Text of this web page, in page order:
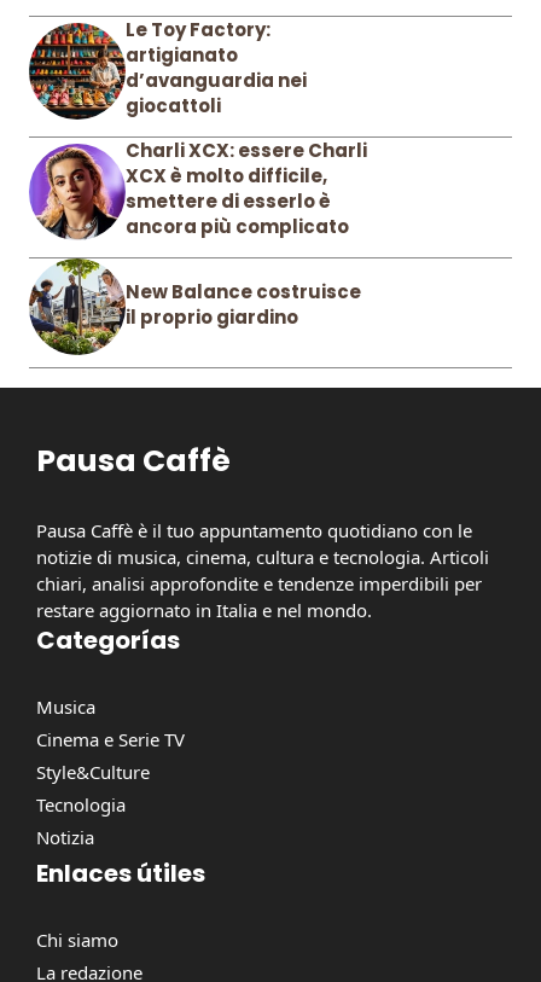
Le Toy Factory:
artigianato
d’avanguardia nei
giocattoli
Charli XCX: essere Charli
XCX è molto difficile,
smettere di esserlo è
ancora più complicato
New Balance costruisce
il proprio giardino
Pausa Caffè
Pausa Caffè è il tuo appuntamento quotidiano con le
notizie di musica, cinema, cultura e tecnologia. Articoli
chiari, analisi approfondite e tendenze imperdibili per
restare aggiornato in Italia e nel mondo.
Categorías
Musica
Cinema e Serie TV
Style&Culture
Tecnologia
Notizia
Enlaces útiles
Chi siamo
La redazione